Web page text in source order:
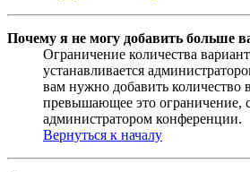
Почему я не могу добавить больше
Ограничение количества
устанавливается
вам нужно добавить количество
превышающее это ограничение,
администратором конференции.
Вернуться к началу